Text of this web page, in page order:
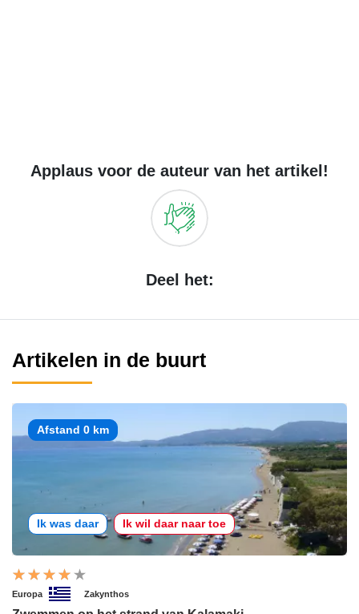
Applaus voor de auteur van het artikel!
Deel het:
Artikelen in de buurt
Afstand 0 km
Ik was daar Ik wil daar naar toe
Europa Zakynthos